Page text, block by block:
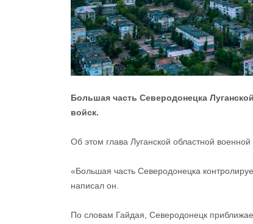
Большая часть Северодонецка
войск.
Об этом глава Луганской областной
«Большая часть Северодонецка
написал он.
По словам Гайдая, Северодонецк